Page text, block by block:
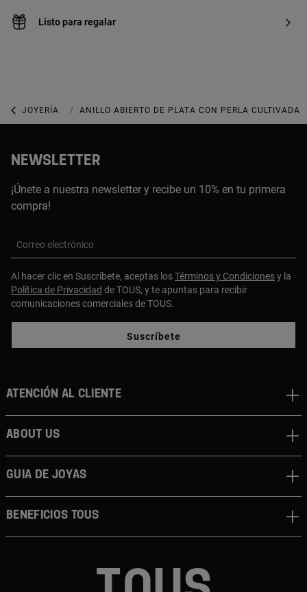
Listo para regalar
JOYERÍA JOYAS CON PERLAS
ANILLO ABIERTO DE PLATA CON PERLA CULTIVADA
NEWSLETTER
¡Únete a nuestra newsletter y recibe un 10% en tu primera
compra!
Correo electrónico
Al hacer clic en Suscríbete, aceptas losTérminos y Condicionesy la
Política de Privacidad de TOUS, y te apuntas para recibir
comunicaciones comerciales de TOUS.
Suscríbete
Atención al cliente
About us
Guia de joyas
Beneficios TOUS